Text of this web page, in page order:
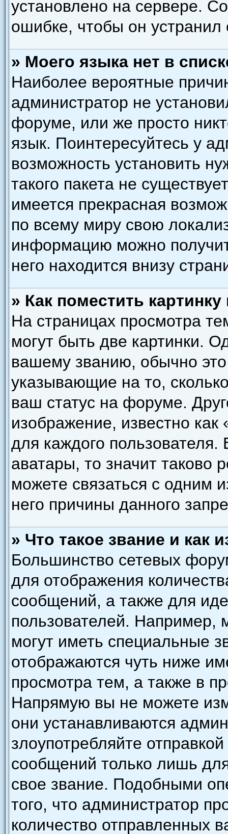
установлено на сервере.
ошибке, чтобы он устранил
» Моего языка нет в
Наиболее вероятные
администратор не
форуме, или же просто
язык. Поинтересуйтесь у
возможность установить
такого пакета не
имеется прекрасная
по всему миру свою
информацию можно
него находится внизу
» Как поместить
На страницах просмотра
могут быть две картинки.
вашему званию, обычно это
указывающие на то,
ваш статус на форуме.
изображение, известно
для каждого
аватары, то значит
можете связаться с одним
него причины данного
» Что такое звание и как
Большинство сетевых
для отображения
сообщений, а также для
пользователей. Например,
могут иметь специальные
отображаются чуть ниже
просмотра тем, а также в
Напрямую вы не можете
они устанавливаются
злоупотребляйте
сообщений только лишь
свое звание. Подобными
того, что администратор
количество отправленных